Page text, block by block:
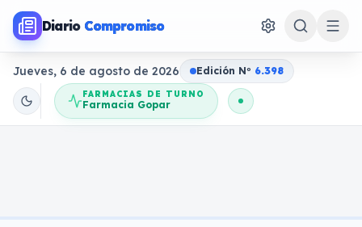
Diario Compromiso
Jueves, 6 de agosto de 2026 Edición No 6.398
FARMACIAS DE TURNO
Farmacia Gopar